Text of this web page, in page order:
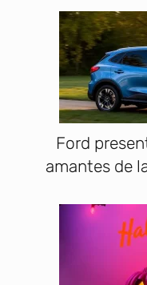
Ford
amantes de